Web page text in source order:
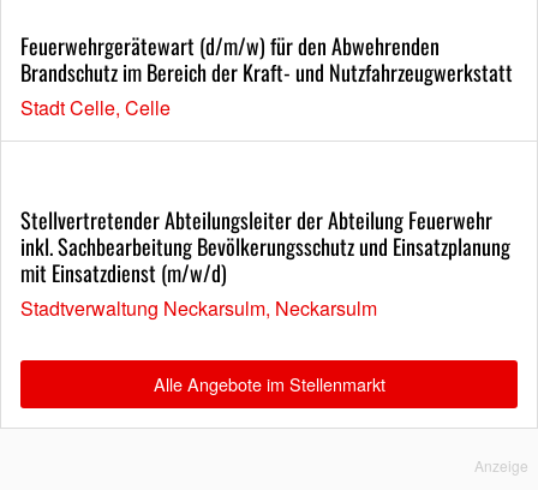
Feuerwehrgerätewart (d/m/w) für den Abwehrenden
Brandschutz im Bereich der Kraft- und Nutzfahrzeugwerkstatt
Stadt Celle, Celle
Stellvertretender Abteilungsleiter der Abteilung Feuerwehr
inkl. Sachbearbeitung Bevölkerungsschutz und Einsatzplanung
mit Einsatzdienst (m/w/d)
Stadtverwaltung Neckarsulm, Neckarsulm
Alle Angebote im Stellenmarkt
Anzeige